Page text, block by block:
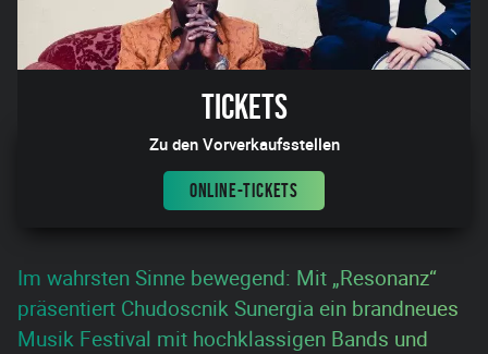
Tickets
Zu den Vorverkaufsstellen
ONLINE-TICKETS
Im wahrsten Sinne bewegend: Mit „Resonanz“
präsentiert Chudoscnik Sunergia ein brandneues
Musik Festival mit hochklassigen Bands und